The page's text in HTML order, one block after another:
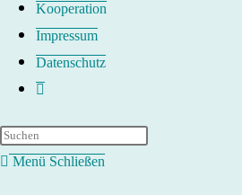
Kooperation
Impressum
Datenschutz
Website-
umschalten
Menü Schließen